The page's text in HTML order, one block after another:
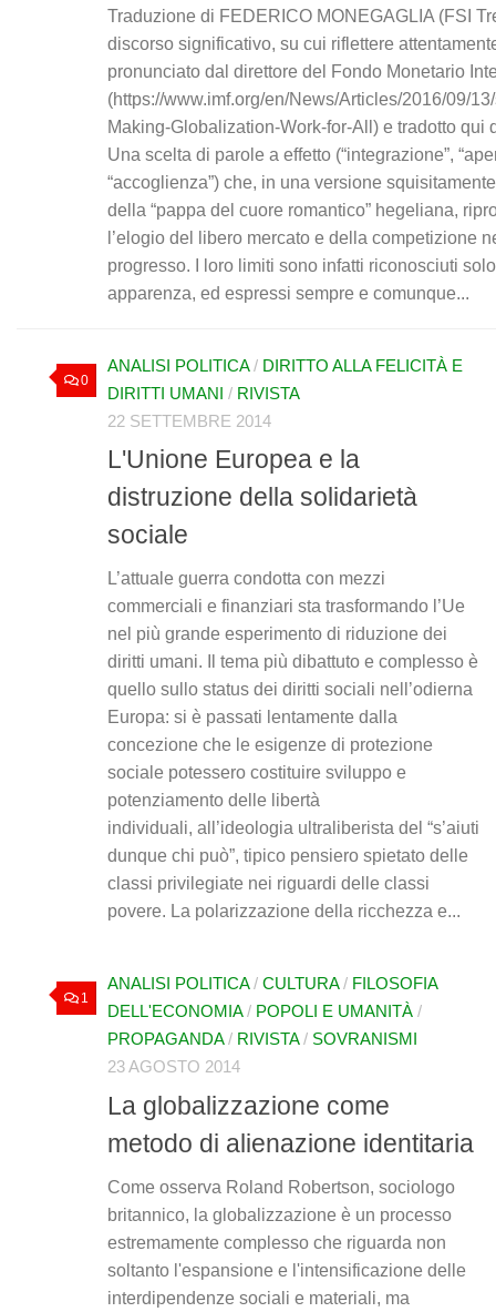
Traduzione di FEDERICO MONEGAGLIA (FSI
discorso significativo, su cui riflettere
pronunciato dal direttore del Fondo Monetario
(https://www.imf.org/en/News/Articles/2016/09/
Making-Globalization-Work-for-All) e tradotto qui
Una scelta di parole a effetto (“integrazione”,
“accoglienza”) che, in una versione
della “pappa del cuore romantico” hegeliana,
l’elogio del libero mercato e della competizione
progresso. I loro limiti sono infatti riconosciuti
apparenza, ed espressi sempre e comunque...
0
ANALISI POLITICA/ DIRITTO ALLA FELICITÀ E
DIRITTI UMANI
/ RIVISTA
22 SETTEMBRE 2014
L'Unione Europea e la
distruzione della solidarietà
sociale
L’attuale guerra condotta con mezzi
commerciali e finanziari sta trasformando l’Ue
nel più grande esperimento di riduzione dei
diritti umani. Il tema più dibattuto e complesso è
quello sullo status dei diritti sociali nell’odierna
Europa: si è passati lentamente dalla
concezione che le esigenze di protezione
sociale potessero costituire sviluppo e
potenziamento delle libertà
individuali, all’ideologia ultraliberista del “s’aiuti
dunque chi può”, tipico pensiero spietato delle
classi privilegiate nei riguardi delle classi
povere. La polarizzazione della ricchezza e...
1
ANALISI POLITICA/ CULTURA/ FILOSOFIA
DELL'ECONOMIA/ POPOLI E UMANITÀ /
PROPAGANDA/ RIVISTA/ SOVRANISMI
23 AGOSTO 2014
La globalizzazione come
metodo di alienazione identitaria
Come osserva Roland Robertson, sociologo
britannico, la globalizzazione è un processo
estremamente complesso che riguarda non
soltanto l'espansione e l'intensificazione delle
interdipendenze sociali e materiali, ma